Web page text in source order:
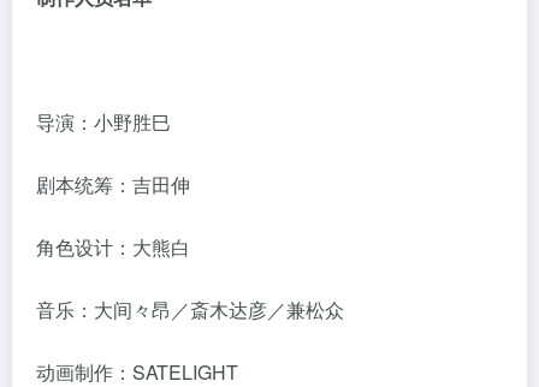
导演：小野胜巳
剧本统筹：吉田伸
角色设计：大熊白
音乐：大间々昂／斎木达彦／兼松众
动画制作：SATELIGHT